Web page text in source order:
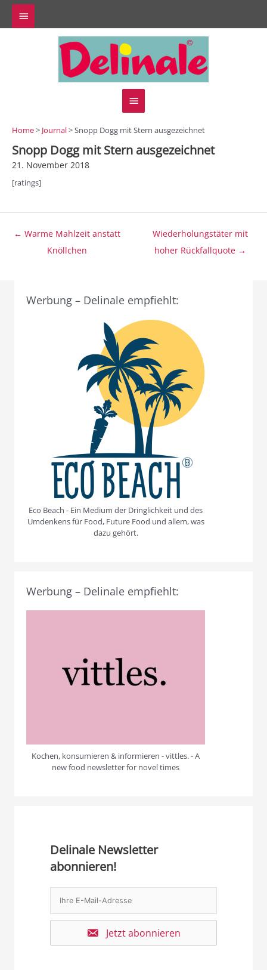
Zum
Inhalt
springen
Above
Hauptmenü
Home> Journal> Snopp Dogg mit Stern ausgezeichnet
Snopp Dogg mit Stern ausgezeichnet
21. November 2018
[ratings]
Beitragsnavigation
← Warme Mahlzeit anstatt
Knöllchen
Wiederholungstäter mit
hoher Rückfallquote →
Werbung – Delinale empfiehlt:
Eco Beach - Ein Medium der Dringlichkeit und des
Umdenkens für Food, Future Food und allem, was
dazu gehört.
Werbung – Delinale empfiehlt:
Kochen, konsumieren & informieren - vittles. - A
new food newsletter for novel times
Delinale Newsletter
abonnieren!
Jetzt abonnieren